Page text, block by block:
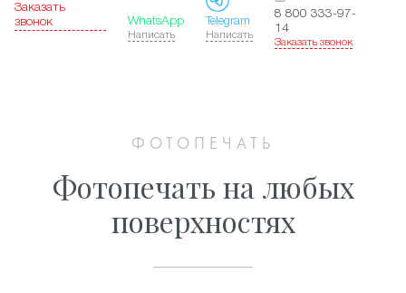
Заказать
звонок
WhatsApp
Написать
Telegram
Написать
8 800 333-97-
14
Заказать звонок
ФОТОПЕЧАТЬ
Фотопечать на любых
поверхностях